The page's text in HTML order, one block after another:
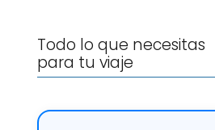
Todo lo que necesitas
para tu viaje